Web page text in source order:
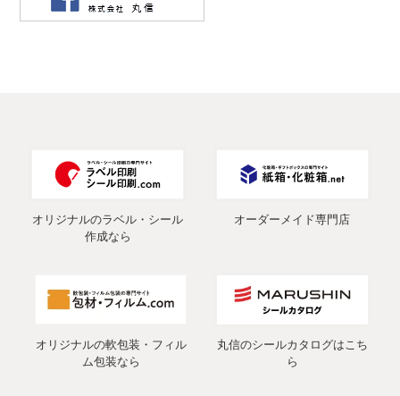
オリジナルのラベル・シール
作成なら
オーダーメイド専門店
オリジナルの軟包装・フィル
ム包装なら
丸信のシールカタログはこち
ら